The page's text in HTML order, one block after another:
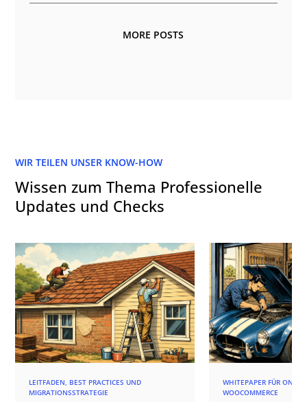
MORE POSTS
WIR TEILEN UNSER KNOW-HOW
Wissen zum Thema Professionelle
Updates und Checks
LEITFADEN, BEST PRACTICES UND
MIGRATIONSSTRATEGIE
WHITEPAPER FÜR
WOOCOMMERCE